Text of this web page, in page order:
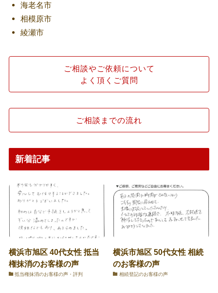
海老名市
相模原市
綾瀬市
ご相談やご依頼について
よく頂くご質問
ご相談までの流れ
新着記事
横浜市旭区 40代女性 抵当
権抹消のお客様の声
抵当権抹消のお客様の声・評判
横浜市旭区 50代女性 相続
のお客様の声
相続登記のお客様の声